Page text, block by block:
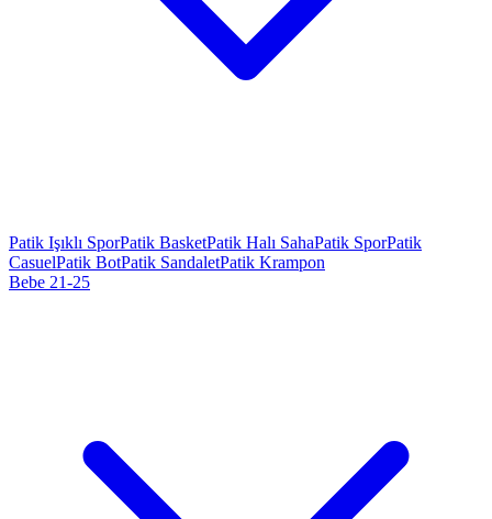
Patik Işıklı SporPatik BasketPatik Halı SahaPatik SporPatik
CasuelPatik BotPatik SandaletPatik Krampon
Bebe 21-25